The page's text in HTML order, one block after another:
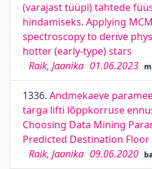
(varajast tüüpi) tähtede
hindamiseks. Applying
spectroscopy to derive
hotter (early-type) stars
Raik, Jaanika 01.06.2023
1336. Andmekaeve
targa lifti lõppkorruse
Choosing Data Mining
Predicted Destination
Raik, Jaanika 09.06.2020